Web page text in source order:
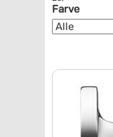
Farve